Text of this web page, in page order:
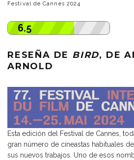
Festival de Cannes 2024
6.5
RESEÑA DE BIRD, DE
ARNOLD
Esta edición del Festival de Cannes,
gran número de cineastas habituales
sus nuevos trabajos. Uno de esos